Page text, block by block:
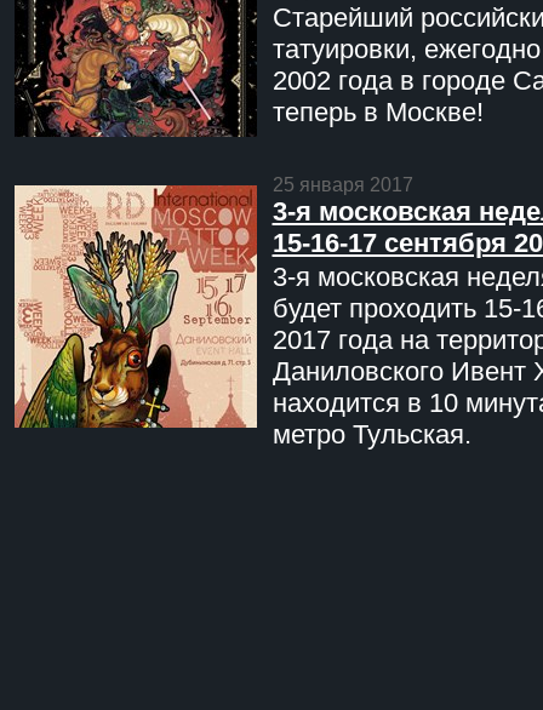
Старейший
татуировки,
2002 года в городе
теперь в Москве!
25 января 2017
3-я московская
15-16-17 сентября
3-я московская
будет проходить 15-
2017 года на
Даниловского Ивент
находится в 10
метро Тульская.